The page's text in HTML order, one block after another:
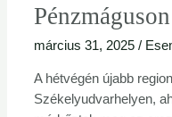
Pénzmáguson
március 31, 2025 /
A hétvégén újabb
Székelyudvarhelyen,